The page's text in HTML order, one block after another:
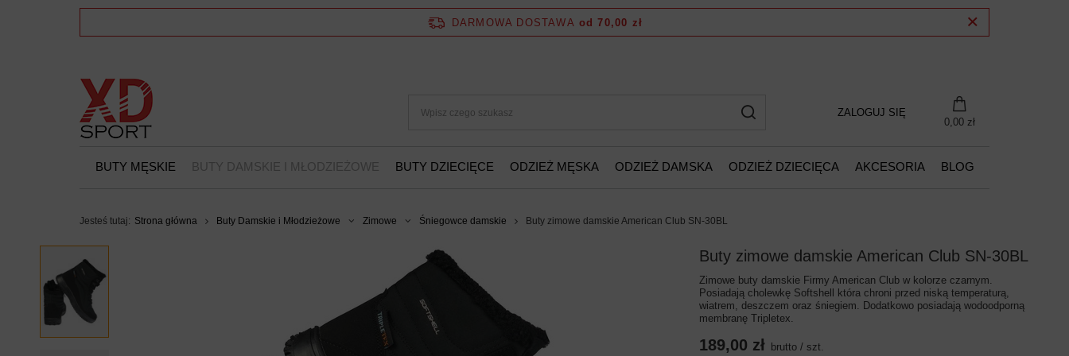
DARMOWA DOSTAWA od 70,00 zł
ZALOGUJ SIĘ
0,00 zł
BUTY MĘSKIE BUTY DAMSKIE I MŁODZIEŻOWE BUTY DZIECIĘCE ODZIEŻ MĘSKA ODZIEŻ DAMSKA ODZIEŻ DZIECIĘCA AKCESORIA BLOG
Jesteś tutaj: Strona główna Buty Damskie i Młodzieżowe Zimowe Śniegowce damskie Buty zimowe damskie American Club SN-30BL
Buty zimowe damskie American Club SN-30BL
Zimowe buty damskie Firmy American Club w kolorze czarnym.
Posiadają cholewkę Softshell która chroni przed niską temperaturą,
wiatrem, deszczem oraz śniegiem. Dodatkowo posiadają wodoodporną
membranę Tripletex.
189,00 zł brutto /szt.